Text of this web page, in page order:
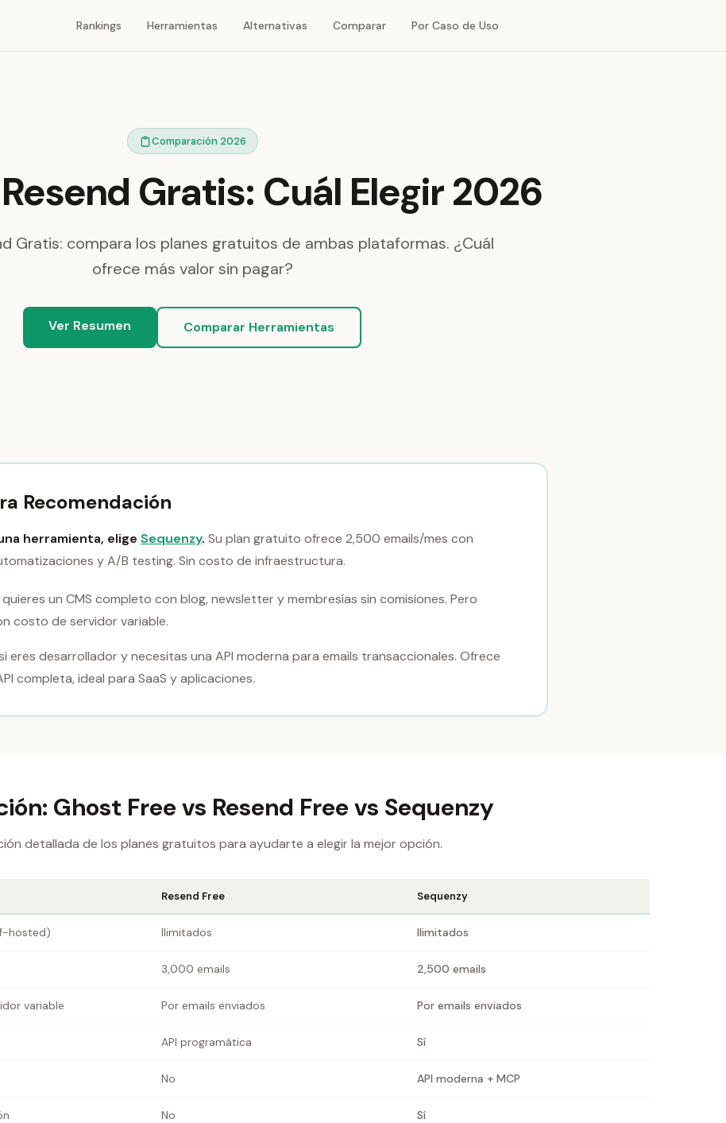
Rankings Herramientas Alternativas Comparar Por Caso de Uso
Comparación 2026
Gratis: Cuál Elegir 2026
Gratis: compara los planes gratuitos de ambas plataformas. ¿Cuál
ofrece más valor sin pagar?
Ver Resumen Comparar Herramientas
Recomendación
herramienta, elige Sequenzy. Su plan gratuito ofrece 2,500 emails/mes con
y A/B testing. Sin costo de infraestructura.
un CMS completo con blog, newsletter y membresías sin comisiones. Pero
costo de servidor variable.
eres desarrollador y necesitas una API moderna para emails transaccionales. Ofrece
completa, ideal para SaaS y aplicaciones.
Ghost Free vs Resend Free vs Sequenzy
detallada de los planes gratuitos para ayudarte a elegir la mejor opción.
Resend Free Sequenzy
hosted) Ilimitados Ilimitados
3,000 emails 2,500 emails
variable Por emails enviados Por emails enviados
API programática Sí
No API moderna + MCP
No Sí